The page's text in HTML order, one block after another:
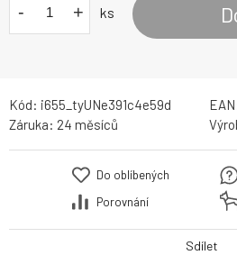
- + ks
Kód: i655_tyUNe391c4e59d
Záruka: 24 měsíců
Do oblíbených
Porovnání
Sdílet